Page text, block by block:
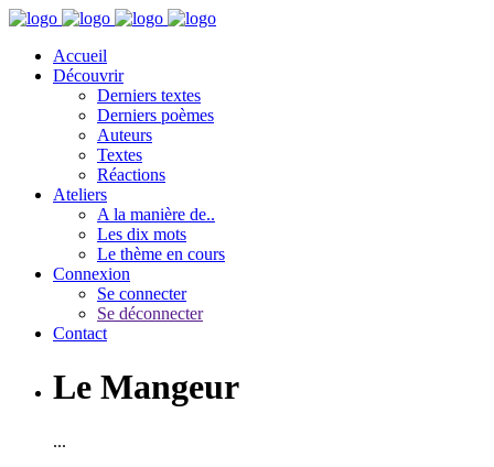
Accueil
Découvrir
Derniers textes
Derniers poèmes
Auteurs
Textes
Réactions
Ateliers
A la manière de..
Les dix mots
Le thème en cours
Connexion
Se connecter
Se déconnecter
Contact
Le Mangeur
...